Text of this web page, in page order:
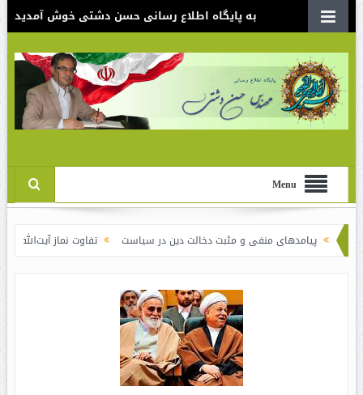
به پایگاه اطلاع رسانی حسن دشتی خوش آمدید
Menu
منفی و مثبت دخالت دین در سیاست تفاوت نماز آیت‌الله خامنه‌ای برای